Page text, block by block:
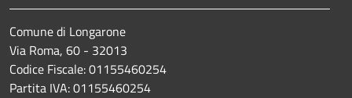
Comune di Longarone
Via Roma, 60 - 32013
Codice Fiscale: 01155460254
Partita IVA: 01155460254